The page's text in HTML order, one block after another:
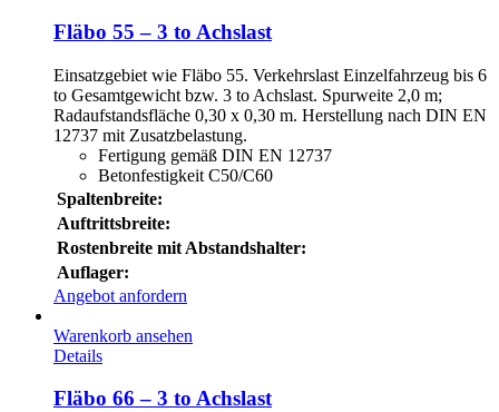
Fläbo 55 – 3 to Achslast
Einsatzgebiet wie Fläbo 55. Verkehrslast Einzelfahrzeug bis 6
to Gesamtgewicht bzw. 3 to Achslast. Spurweite 2,0 m;
Radaufstandsfläche 0,30 x 0,30 m. Herstellung nach DIN EN
12737 mit Zusatzbelastung.
Fertigung gemäß DIN EN 12737
Betonfestigkeit C50/C60
Spaltenbreite:
Auftrittsbreite:
Rostenbreite mit Abstandshalter:
Auflager:
Angebot anfordern
Warenkorb ansehen
Details
Fläbo 66 – 3 to Achslast